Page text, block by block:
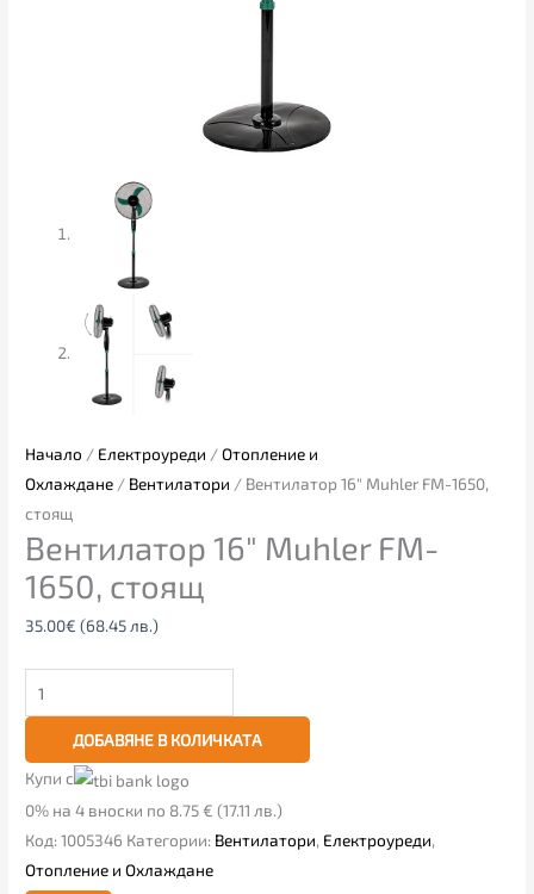
Начало / Електроуреди /Отопление и
Охлаждане / Вентилатори / Вентилатор 16″ Muhler FM-1650,
стоящ
Вентилатор 16″ Muhler FM-
1650, стоящ
35.00€ (68.45 лв.)
ДОБАВЯНЕ В КОЛИЧКАТА
Купи с
0% на 4 вноски по 8.75 € (17.11 лв.)
Код:1005346 Категории: Вентилатори, Електроуреди,
Отопление и Охлаждане